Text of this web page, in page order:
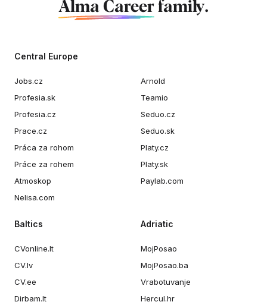
Alma Career family.
Central Europe
Jobs.cz
Profesia.sk
Profesia.cz
Prace.cz
Práca za rohom
Práce za rohem
Atmoskop
Nelisa.com
Arnold
Teamio
Seduo.cz
Seduo.sk
Platy.cz
Platy.sk
Paylab.com
Baltics
CVonline.lt
CV.lv
CV.ee
Dirbam.lt
Adriatic
MojPosao
MojPosao.ba
Vrabotuvanje
Hercul.hr